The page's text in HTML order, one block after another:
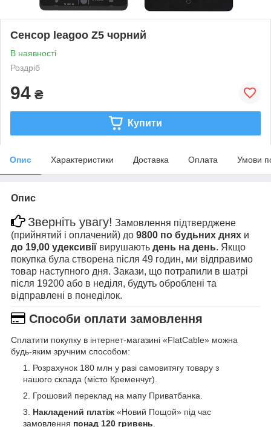
Сенсор leagoo Z5 чорний
В наявності
Роздріб
94 ₴
Купити
Опис Характеристики Доставка Оплата Умови
Опис
Зверніть увагу! Замовлення підтверджене
(прийнятий і оплачений) до 9800 по будьних днях и
до 19,00 удексивії вирушають день на день. Якщо
покупка була створена після 49 годин, ми відправимо
товар наступного дня. Закази, що потрапили в шатрі
після 19200 або в неділя, будуть оброблені та
відправлені в понеділок.
Способи оплати замовлення
Сплатити покупку в інтернет-магазині «FlatCable» можна
будь-яким зручним способом:
Розрахунок 180 млн у разі самовитягу товару з
нашого склада (місто Кременчуг).
Грошовий переклад на мапу Приватбанка.
Накладений платіж «Новий Пощой» під час
замовлення понад 120 гривень.